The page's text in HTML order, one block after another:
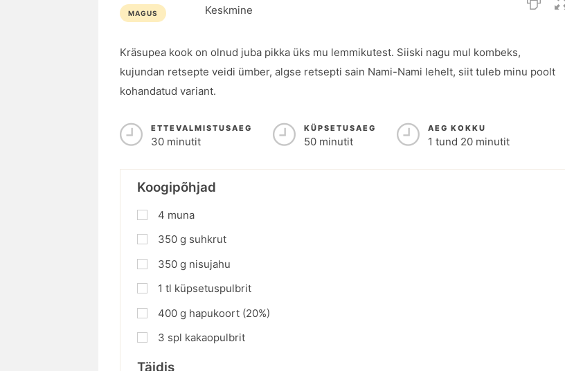
MAGUS Keskmine
Kräsupea kook on olnud juba pikka üks mu lemmikutest. Siiski nagu mul kombeks,
kujundan retsepte veidi ümber, algse retsepti sain Nami-Nami lehelt, siit tuleb minu poolt
kohandatud variant.
ETTEVALMISTUSAEG
30 minutit
KÜPSETUSAEG
50 minutit
AEG KOKKU
1 tund 20 minutit
Koogipõhjad
4 muna
350 g suhkrut
350 g nisujahu
1 tl küpsetuspulbrit
400 g hapukoort (20%)
3 spl kakaopulbrit
Täidis